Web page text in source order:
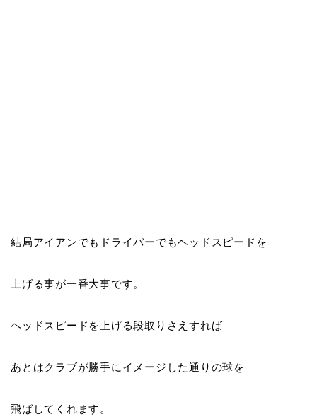
結局アイアンでもドライバーでもヘッドスピードを
上げる事が一番大事です。
ヘッドスピードを上げる段取りさえすれば
あとはクラブが勝手にイメージした通りの球を
飛ばしてくれます。